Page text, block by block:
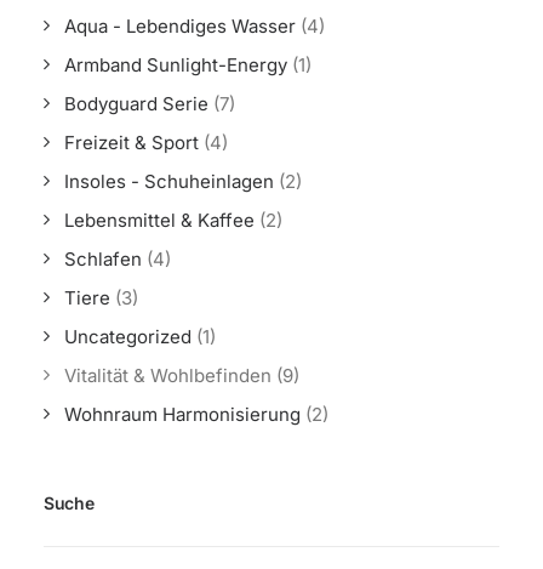
Aqua - Lebendiges Wasser (4)
Armband Sunlight-Energy (1)
Bodyguard Serie (7)
Freizeit & Sport (4)
Insoles - Schuheinlagen (2)
Lebensmittel & Kaffee (2)
Schlafen (4)
Tiere (3)
Uncategorized (1)
Vitalität & Wohlbefinden (9)
Wohnraum Harmonisierung (2)
Suche